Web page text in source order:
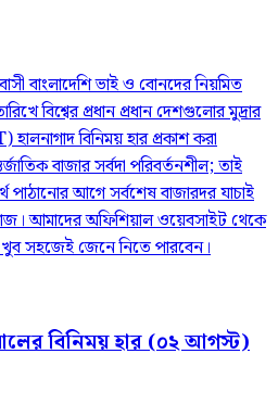
বাংলাদেশি ভাই ও বোনদের নিয়মিত
বিশ্বের প্রধান প্রধান দেশগুলোর মুদ্রার
হালনাগাদ বিনিময় হার প্রকাশ করা
বাজার সর্বদা পরিবর্তনশীল; তাই
পাঠানোর আগে সর্বশেষ বাজারদর যাচাই
আমাদের অফিশিয়াল ওয়েবসাইট থেকে
খুব সহজেই জেনে নিতে পারবেন।
বিনিময় হার (০২ আগস্ট)